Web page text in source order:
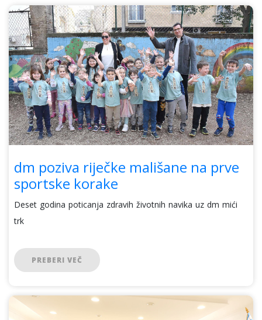
dm poziva riječke mališane na prve
sportske korake
Deset godina poticanja zdravih životnih navika uz dm mići
trk
PREBERI VEČ